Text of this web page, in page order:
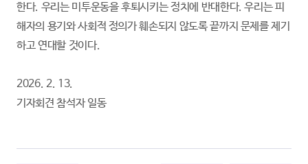
한다. 우리는 미투운동을 후퇴시키는 정치에 반대한다. 우리는 피
해자의 용기와 사회적 정의가 훼손되지 않도록 끝까지 문제를 제기
하고 연대할 것이다.
2026. 2. 13.
기자회견 참석자 일동